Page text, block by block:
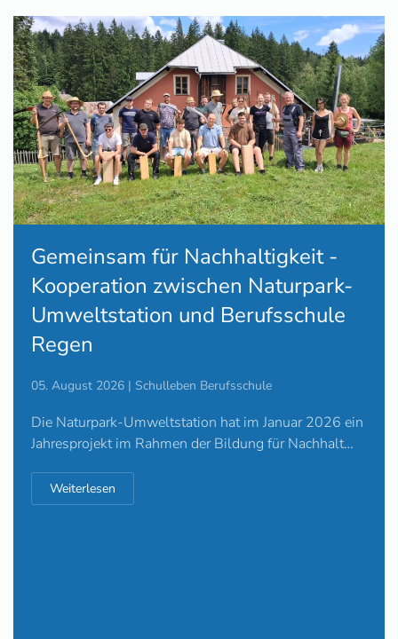
Gemeinsam für Nachhaltigkeit -
Kooperation zwischen Naturpark-
Umweltstation und Berufsschule
Regen
05. August 2026 | Schulleben Berufsschule
Die Naturpark-Umweltstation hat im Januar 2026 ein
Jahresprojekt im Rahmen der Bildung für Nachhalt…
Weiterlesen